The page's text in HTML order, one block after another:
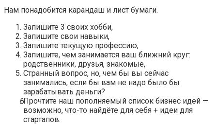
Нам понадобится карандаш и лист бумаги.
Запишите 3 своих хобби,
Запишите свои навыки,
Запишите текущую профессию,
Запишите, чем занимается ваш ближний круг:
родственники, друзья, знакомые,
Странный вопрос, но, чем бы вы сейчас
занимались, если бы вам не надо было бы
зарабатывать деньги?
Прочтите наш пополняемый список бизнес идей —
возможно, что-то найдёте для себя + идеи для
стартапов.